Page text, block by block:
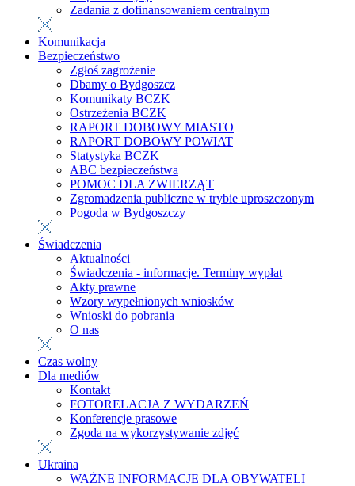
Zadania z dofinansowaniem centralnym
Komunikacja
Bezpieczeństwo
Zgłoś zagrożenie
Dbamy o Bydgoszcz
Komunikaty BCZK
Ostrzeżenia BCZK
RAPORT DOBOWY MIASTO
RAPORT DOBOWY POWIAT
Statystyka BCZK
ABC bezpieczeństwa
POMOC DLA ZWIERZĄT
Zgromadzenia publiczne w trybie uproszczonym
Pogoda w Bydgoszczy
Świadczenia
Aktualności
Świadczenia - informacje. Terminy wypłat
Akty prawne
Wzory wypełnionych wniosków
Wnioski do pobrania
O nas
Czas wolny
Dla mediów
Kontakt
FOTORELACJA Z WYDARZEŃ
Konferencje prasowe
Zgoda na wykorzystywanie zdjęć
Ukraina
WAŻNE INFORMACJE DLA OBYWATELI